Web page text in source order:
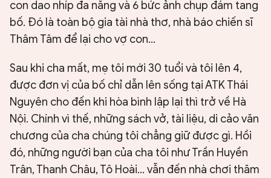
con dao nhíp đa năng và 6 bức ảnh chụp đám tang
bố. Đó là toàn bộ gia tài nhà thơ, nhà báo chiến sĩ
Thâm Tâm để lại cho vợ con…
Sau khi cha mất, mẹ tôi mới 30 tuổi và tôi lên 4,
được đơn vị của bố chỉ dẫn lên sống tại ATK Thái
Nguyên cho đến khi hòa bình lập lại thì trở về Hà
Nội. Chính vì thế, những sách vở, tài liệu, di cảo văn
chương của cha chúng tôi chẳng giữ được gì. Hồi
đó, những người bạn của cha tôi như Trần Huyền
Trân, Thanh Châu, Tô Hoài… vẫn đến nhà chơi thăm